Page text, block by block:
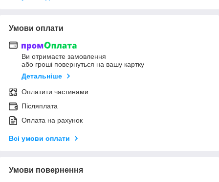
Умови оплати
Ви отримаєте замовлення
або гроші повернуться на вашу картку
Детальніше
Оплатити частинами
Післяплата
Оплата на рахунок
Всі умови оплати
Умови повернення